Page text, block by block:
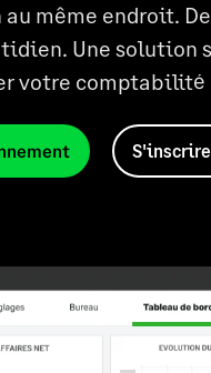
même endroit.
Une
votre